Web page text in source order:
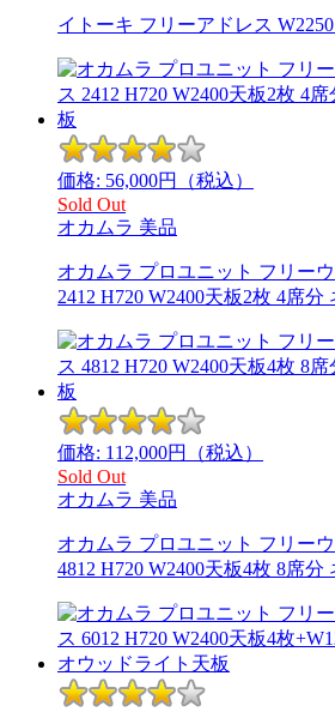
イトーキ フリーアドレス
価格: 56,000円（税込）
Sold Out
オカムラ 美品
オカムラ プロユニット フリー
2412 H720 W2400天板2枚 4席
価格: 112,000円（税込）
Sold Out
オカムラ 美品
オカムラ プロユニット フリー
4812 H720 W2400天板4枚 8席